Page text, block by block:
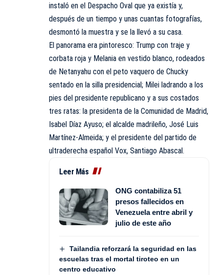
instaló en el Despacho Oval que ya existía y,
después de un tiempo y unas cuantas fotografías,
desmontó la muestra y se la llevó a su casa.
El panorama era pintoresco: Trump con traje y
corbata roja y Melania en vestido blanco, rodeados
de Netanyahu con el peto vaquero de Chucky
sentado en la silla presidencial; Milei ladrando a los
pies del presidente republicano y a sus costados
tres ratas: la presidenta de la Comunidad de Madrid,
Isabel Díaz Ayuso; el alcalde madrileño, José Luis
Martínez-Almeida; y el presidente del partido de
ultraderecha español Vox, Santiago Abascal.
Leer Más
ONG contabiliza 51
presos fallecidos en
Venezuela entre abril y
julio de este año
Tailandia reforzará la seguridad en las
escuelas tras el mortal tiroteo en un
centro educativo